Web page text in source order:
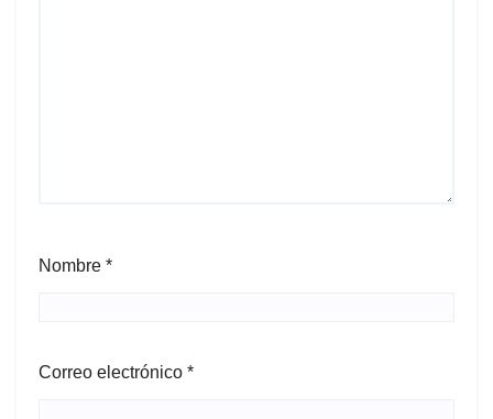
Nombre *
Correo electrónico *